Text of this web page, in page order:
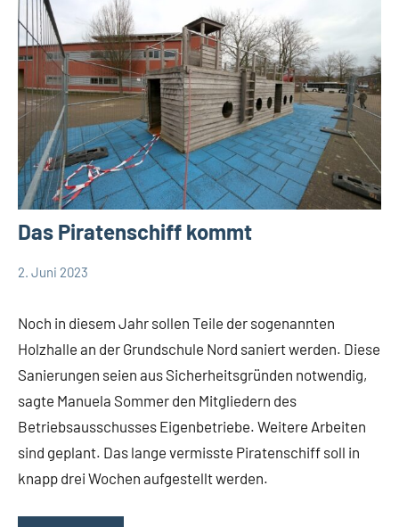
Das Piratenschiff kommt
Themen
2. Juni 2023
Noch in diesem Jahr sollen Teile der sogenannten
Holzhalle an der Grundschule Nord saniert werden. Diese
Sanierungen seien aus Sicherheitsgründen notwendig,
sagte Manuela Sommer den Mitgliedern des
Betriebsausschusses Eigenbetriebe. Weitere Arbeiten
sind geplant. Das lange vermisste Piratenschiff soll in
knapp drei Wochen aufgestellt werden.